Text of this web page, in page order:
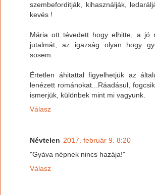
szembeforditják, kihasználják,
kevés !
Mária ott tévedett hogy elhitte, a jó
jutalmát, az igazság olyan hogy
sosem.
Értetlen áhitattal figyelhetjük az
lenézett románokat...Ráadásul,
ismerjük, különbek mint mi vagyunk.
Válasz
Névtelen 2017. február 9. 8:20
"Gyáva népnek nincs hazája!"
Válasz